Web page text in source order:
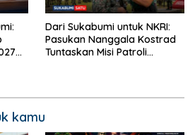
Dari Sukabumi untuk NKRI:
Pasukan Nanggala Kostrad
Tuntaskan Misi Patroli
kamu